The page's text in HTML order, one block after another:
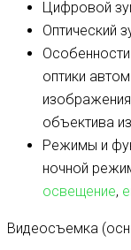
Цифровой
Оптический
оптики
объектива
Режимы и
ночной
освещение,
Видеосъемка